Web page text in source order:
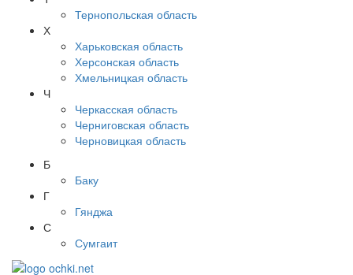
Тернопольская область
Х
Харьковская область
Херсонская область
Хмельницкая область
Ч
Черкасская область
Черниговская область
Черновицкая область
Б
Баку
Г
Гянджа
С
Сумгаит